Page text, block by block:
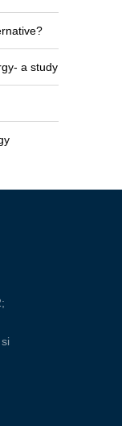
a study